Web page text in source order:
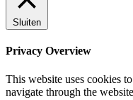
Sluiten
Privacy Overview
This website uses cookies
navigate through the